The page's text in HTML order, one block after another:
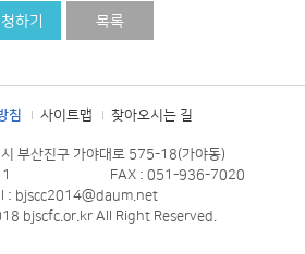
하기 목록
침 사이트맵 찾아오시는 길
부산진구 가야대로 575-18(가야동)
FAX : 051-936-7020
: bjscc2014@daum.net
bjscfc.or.kr All Right Reserved.